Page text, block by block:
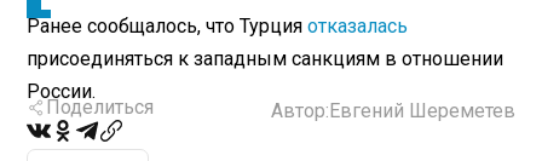
Ранее сообщалось, что Турцияотказалась
присоединяться к западным санкциям в отношении
России.
Поделиться Автор: Евгений Шереметев